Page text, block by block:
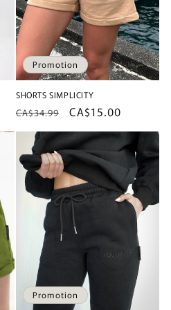
Promotion
SHORTS SIMPLICITY
Prix
habituel
CA$34.99
Prix
promotionnel
CA$15.00
Promotion